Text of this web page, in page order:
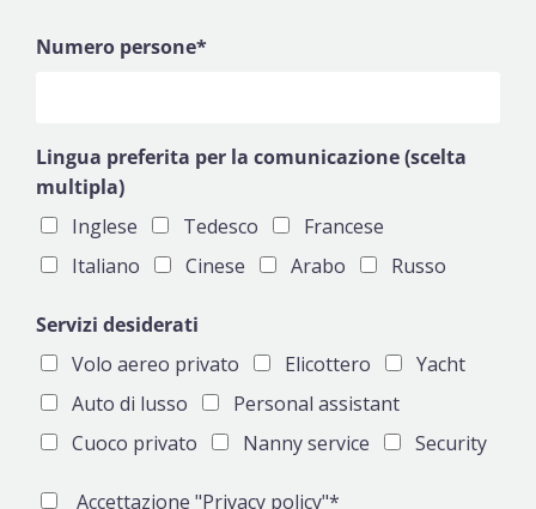
Numero persone*
Lingua preferita per la comunicazione (scelta
multipla)
Inglese
Tedesco
Francese
Italiano
Cinese Arabo Russo
Servizi desiderati
Volo aereo privato
Elicottero
Yacht
Auto di lusso
Personal assistant
Cuoco privato
Nanny service Security
Accettazione "Privacy policy"*